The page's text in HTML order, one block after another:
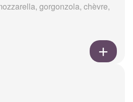
gorgonzola, chèvre,